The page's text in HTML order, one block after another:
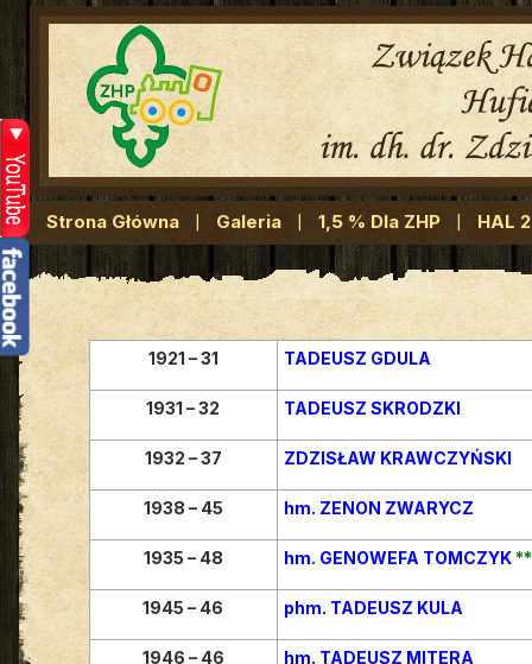
Strona Główna Galeria 1,5 % Dla ZHP HAL
1921 – 31 TADEUSZ GDULA
1931 – 32 TADEUSZ SKRODZKI
1932 – 37 ZDZISŁAW KRAWCZYŃSKI
1938 – 45 hm. ZENON ZWARYCZ
1935 – 48 hm. GENOWEFA TOMCZYK
1945 – 46 phm. TADEUSZ KULA
1946 – 46 hm. TADEUSZ MITERA